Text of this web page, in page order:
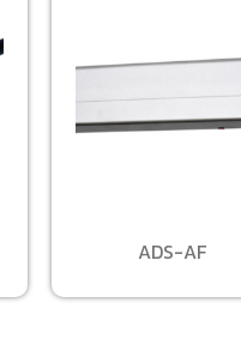
ADS-AF